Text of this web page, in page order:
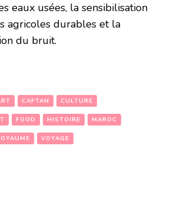
eaux usées, la sensibilisation
agricoles durables et la
du bruit.
CAFTAN CULTURE
FOOD HISTOIRE MAROC
VOYAGE